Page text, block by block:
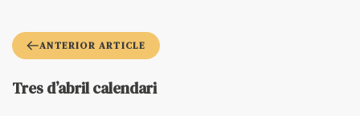
ANTERIOR ARTICLE
Tres d’abril calendari